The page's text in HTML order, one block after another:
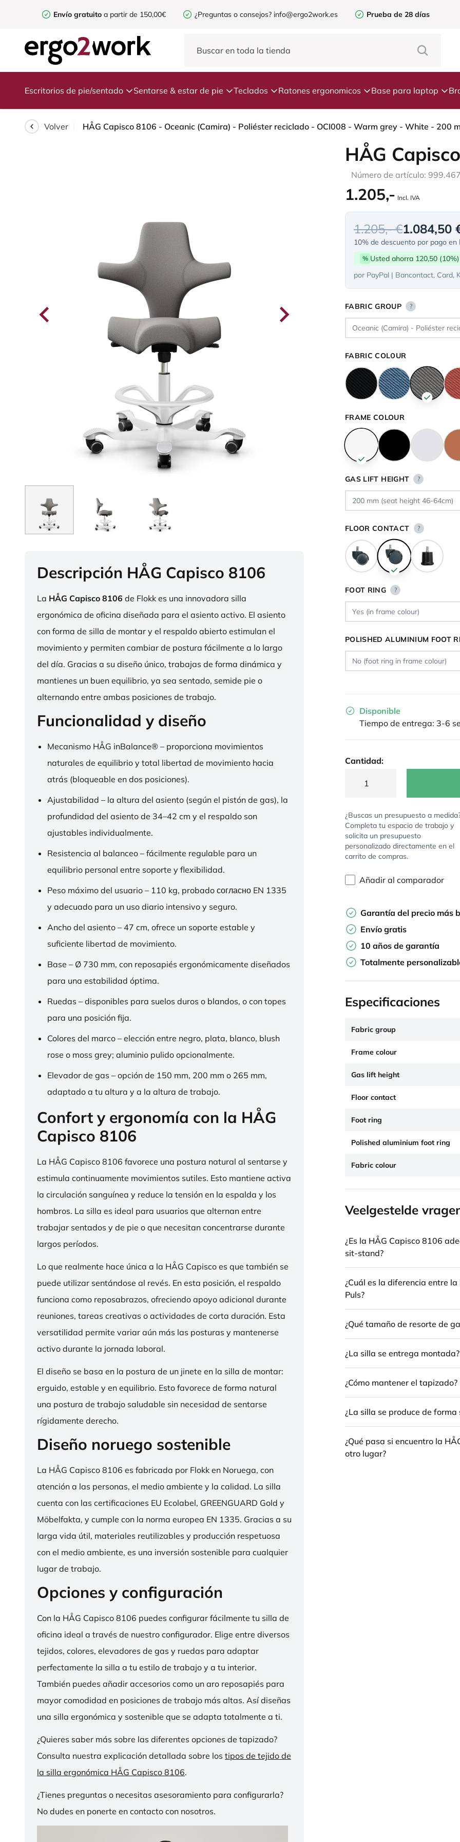
Envío gratuito a partir de 150,00€ ¿Preguntas o consejos? info@ergo2work.es Prueba de 28 días
Escritorios de pie/sentado Sentarse & estar de pie Teclados Ratones ergonomicos Base para laptop
Volver
Descripción HÅG Capisco 8106
La HÅG Capisco 8106 de Flokk es una innovadora silla
ergonómica de oficina diseñada para el asiento activo. El asiento
con forma de silla de montar y el respaldo abierto estimulan el
movimiento y permiten cambiar de postura fácilmente a lo largo
del día. Gracias a su diseño único, trabajas de forma dinámica y
mantienes un buen equilibrio, ya sea sentado, semide pie o
alternando entre ambas posiciones de trabajo.
Funcionalidad y diseño
Mecanismo HÅG inBalance® – proporciona movimientos
naturales de equilibrio y total libertad de movimiento hacia
atrás (bloqueable en dos posiciones).
Ajustabilidad – la altura del asiento (según el pistón de gas), la
profundidad del asiento de 34–42 cm y el respaldo son
ajustables individualmente.
Resistencia al balanceo – fácilmente regulable para un
equilibrio personal entre soporte y flexibilidad.
Peso máximo del usuario – 110 kg, probado согласно EN 1335
y adecuado para un uso diario intensivo y seguro.
Ancho del asiento – 47 cm, ofrece un soporte estable y
suficiente libertad de movimiento.
Base – Ø 730 mm, con reposapiés ergonómicamente diseñados
para una estabilidad óptima.
Ruedas – disponibles para suelos duros o blandos, o con topes
para una posición fija.
Colores del marco – elección entre negro, plata, blanco, blush
rose o moss grey; aluminio pulido opcionalmente.
Elevador de gas – opción de 150 mm, 200 mm o 265 mm,
adaptado a tu altura y a la altura de trabajo.
Confort y ergonomía con la HÅG
Capisco 8106
La HÅG Capisco 8106 favorece una postura natural al sentarse y
estimula continuamente movimientos sutiles. Esto mantiene activa
la circulación sanguínea y reduce la tensión en la espalda y los
hombros. La silla es ideal para usuarios que alternan entre
trabajar sentados y de pie o que necesitan concentrarse durante
largos períodos.
Lo que realmente hace única a la HÅG Capisco es que también se
puede utilizar sentándose al revés. En esta posición, el respaldo
funciona como reposabrazos, ofreciendo apoyo adicional durante
reuniones, tareas creativas o actividades de corta duración. Esta
versatilidad permite variar aún más las posturas y mantenerse
activo durante la jornada laboral.
El diseño se basa en la postura de un jinete en la silla de montar:
erguido, estable y en equilibrio. Esto favorece de forma natural
una postura de trabajo saludable sin necesidad de sentarse
rígidamente derecho.
Diseño noruego sostenible
La HÅG Capisco 8106 es fabricada por Flokk en Noruega, con
atención a las personas, el medio ambiente y la calidad. La silla
cuenta con las certificaciones EU Ecolabel, GREENGUARD Gold y
Möbelfakta, y cumple con la norma europea EN 1335. Gracias a su
larga vida útil, materiales reutilizables y producción respetuosa
con el medio ambiente, es una inversión sostenible para cualquier
lugar de trabajo.
Opciones y configuración
Con la HÅG Capisco 8106 puedes configurar fácilmente tu silla de
oficina ideal a través de nuestro configurador. Elige entre diversos
tejidos, colores, elevadores de gas y ruedas para adaptar
perfectamente la silla a tu estilo de trabajo y a tu interior.
También puedes añadir accesorios como un aro reposapiés para
mayor comodidad en posiciones de trabajo más altas. Así diseñas
una silla ergonómica y sostenible que se adapta totalmente a ti.
¿Quieres saber más sobre las diferentes opciones de tapizado?
Consulta nuestra explicación detallada sobre los tipos de tejido de
la silla ergonómica HÅG Capisco 8106.
¿Tienes preguntas o necesitas asesoramiento para configurarla?
No dudes en ponerte en contacto con nosotros.
HÅG
Número de artículo:
1.205,- Incl. IVA
1.205,- €1.084,50
10% de descuento por pago en
% Usted ahorra 120,50 (10%)
por PayPal | Bancontact, Card,
FABRIC GROUP ?
FABRIC COLOUR
FRAME COLOUR
GAS LIFT HEIGHT ?
FLOOR CONTACT ?
FOOT RING ?
POLISHED ALUMINIUM FOOT
Disponible
Tiempo de entrega: 3-6
Cantidad:
¿Buscas un presupuesto a
Completa tu espacio de trabajo y
solicita un presupuesto
personalizado directamente en el
carrito de compras.
Añadir al comparador
Garantía del precio más
Envío gratis
10 años de garantía
Totalmente
Especificaciones
Fabric group
Frame colour
Gas lift height
Floor contact
Foot ring
Polished aluminium foot ring
Fabric colour
Veelgestelde
¿Es la HÅG Capisco 8106
sit-stand?
¿Cuál es la diferencia entre
Puls?
¿Qué tamaño de resorte de
¿La silla se entrega montada?
¿Cómo mantener el tapizado?
¿La silla se produce de forma
¿Qué pasa si encuentro la
otro lugar?